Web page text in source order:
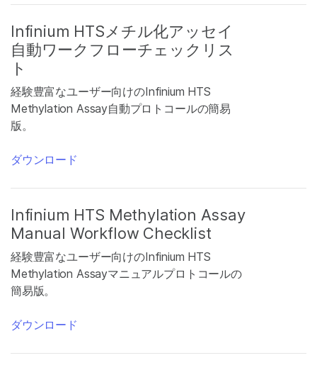
Infinium HTSメチル化アッセイ
自動ワークフローチェックリス
ト
経験豊富なユーザー向けのInfinium HTS
Methylation Assay自動プロトコールの簡易
版。
ダウンロード
Infinium HTS Methylation Assay
Manual Workflow Checklist
経験豊富なユーザー向けのInfinium HTS
Methylation Assayマニュアルプロトコールの
簡易版。
ダウンロード